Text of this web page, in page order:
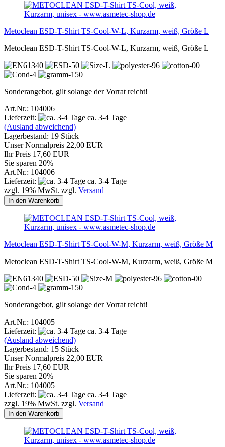
Metoclean ESD-T-Shirt TS-Cool-W-L, Kurzarm, weiß, Größe L
Metoclean ESD-T-Shirt TS-Cool-W-L, Kurzarm, weiß, Größe L
Sonderangebot, gilt solange der Vorrat reicht!
Art.Nr.: 104006
Lieferzeit:
ca. 3-4 Tage
(Ausland abweichend)
Lagerbestand: 19 Stück
Unser Normalpreis 22,00 EUR
Ihr Preis 17,60 EUR
Sie sparen 20%
Art.Nr.: 104006
Lieferzeit:
ca. 3-4 Tage
zzgl. 19% MwSt. zzgl. Versand
In den Warenkorb
Metoclean ESD-T-Shirt TS-Cool-W-M, Kurzarm, weiß, Größe M
Metoclean ESD-T-Shirt TS-Cool-W-M, Kurzarm, weiß, Größe M
Sonderangebot, gilt solange der Vorrat reicht!
Art.Nr.: 104005
Lieferzeit:
ca. 3-4 Tage
(Ausland abweichend)
Lagerbestand: 15 Stück
Unser Normalpreis 22,00 EUR
Ihr Preis 17,60 EUR
Sie sparen 20%
Art.Nr.: 104005
Lieferzeit:
ca. 3-4 Tage
zzgl. 19% MwSt. zzgl. Versand
In den Warenkorb